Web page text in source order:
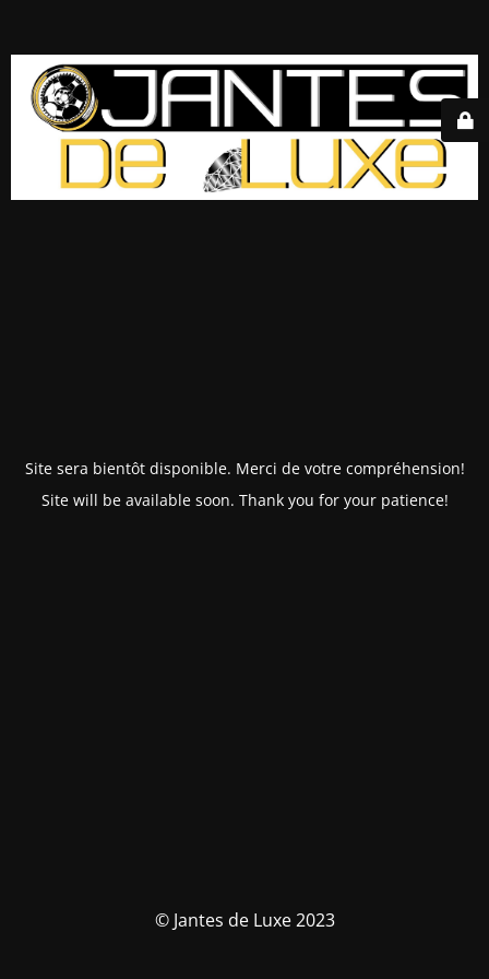
Site sera bientôt disponible. Merci de votre compréhension!
Site will be available soon. Thank you for your patience!
© Jantes de Luxe 2023